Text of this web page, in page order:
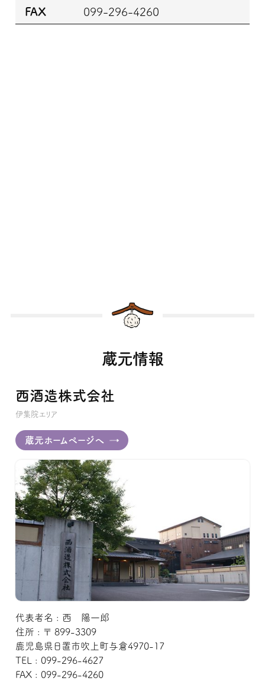
FAX 099-296-4260
蔵元情報
西酒造株式会社
伊集院エリア
蔵元ホームページへ
代表者名 : 西 陽一郎
住所 : 〒 899-3309
鹿児島県日置市吹上町与倉4970-17
TEL : 099-296-4627
FAX : 099-296-4260